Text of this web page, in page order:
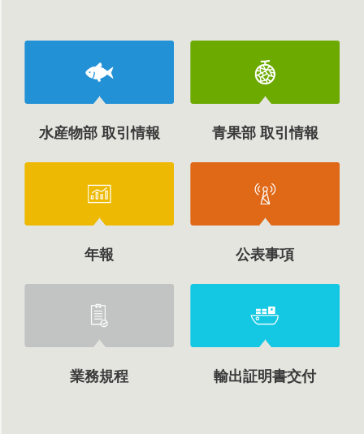
水産物部 取引情報 青果部 取引情報
年報 公表事項
業務規程 輸出証明書交付